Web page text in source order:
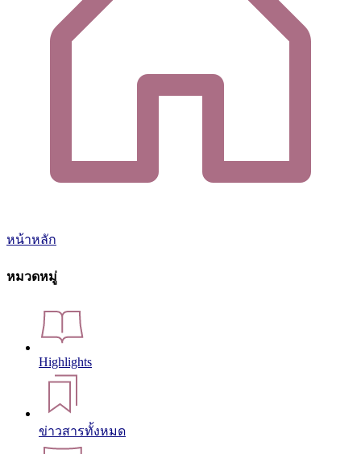
หน้าหลัก
หมวดหมู่
Highlights
ข่าวสารทั้งหมด